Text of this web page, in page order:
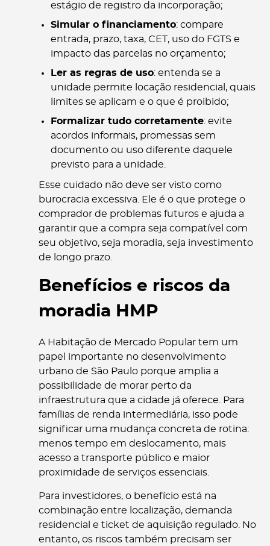
estágio de registro da incorporação;
Simular o financiamento: compare
entrada, prazo, taxa, CET, uso do FGTS e
impacto das parcelas no orçamento;
Ler as regras de uso: entenda se a
unidade permite locação residencial, quais
limites se aplicam e o que é proibido;
Formalizar tudo corretamente: evite
acordos informais, promessas sem
documento ou uso diferente daquele
previsto para a unidade.
Esse cuidado não deve ser visto como
burocracia excessiva. Ele é o que protege o
comprador de problemas futuros e ajuda a
garantir que a compra seja compatível com
seu objetivo, seja moradia, seja investimento
de longo prazo.
Benefícios e riscos da
moradia HMP
A Habitação de Mercado Popular tem um
papel importante no desenvolvimento
urbano de São Paulo porque amplia a
possibilidade de morar perto da
infraestrutura que a cidade já oferece. Para
famílias de renda intermediária, isso pode
significar uma mudança concreta de rotina:
menos tempo em deslocamento, mais
acesso a transporte público e maior
proximidade de serviços essenciais.
Para investidores, o benefício está na
combinação entre localização, demanda
residencial e ticket de aquisição regulado. No
entanto, os riscos também precisam ser